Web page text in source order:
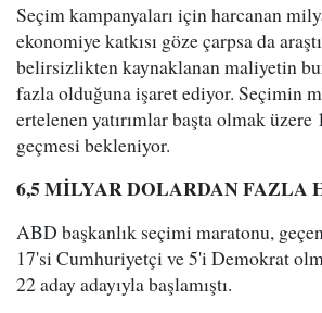
Seçim kampanyaları için harcanan
ekonomiye katkısı göze çarpsa da
belirsizlikten kaynaklanan maliyetin
fazla olduğuna işaret ediyor. Seçimin
ertelenen yatırımlar başta olmak
geçmesi bekleniyor.
6,5 MİLYAR DOLARDAN FAZLA
ABD başkanlık seçimi maratonu,
17'si Cumhuriyetçi ve 5'i Demokrat
22 aday adayıyla başlamıştı.